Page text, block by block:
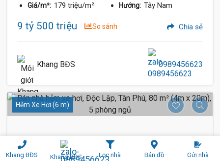
Khang BĐS Khang BĐS Lọc nhà Bản đồ Gửi nhà
Giá/m²: 179 triệu/m² Hướng: Tây Nam
9 tỷ 500 triệu So sánh Chia sẻ
Khang BĐS 0989456623
Hẻm Xe Hơi (6 m)